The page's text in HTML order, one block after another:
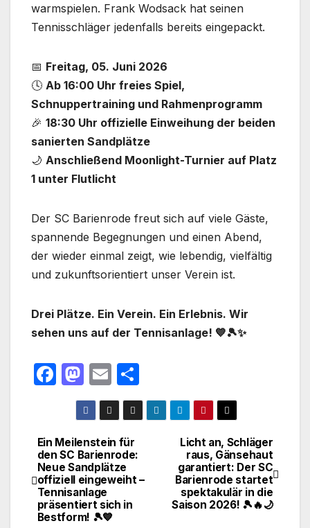
warmspielen. Frank Wodsack hat seinen
Tennisschläger jedenfalls bereits eingepackt.
📅 Freitag, 05. Juni 2026
🕓 Ab 16:00 Uhr freies Spiel,
Schnuppertraining und Rahmenprogramm
🎉 18:30 Uhr offizielle Einweihung der beiden
sanierten Sandplätze
🌙 Anschließend Moonlight-Turnier auf Platz
1 unter Flutlicht
Der SC Barienrode freut sich auf viele Gäste,
spannende Begegnungen und einen Abend,
der wieder einmal zeigt, wie lebendig, vielfältig
und zukunftsorientiert unser Verein ist.
Drei Plätze. Ein Verein. Ein Erlebnis. Wir
sehen uns auf der Tennisanlage! 💙🎾✨
F
e
b
o
o
M
a
st
o
d
o
n
E
m
ail
ei
le
Beitragsnavigation
Licht an, Schläger
raus, Gänsehaut
garantiert: Der SC
Barienrode startet
spektakulär in die
Saison 2026! 🎾🔥🌙
Ein Meilenstein für
den SC Barienrode:
Neue Sandplätze
offiziell eingeweiht –
Tennisanlage
präsentiert sich in
Bestform! 🎾💙